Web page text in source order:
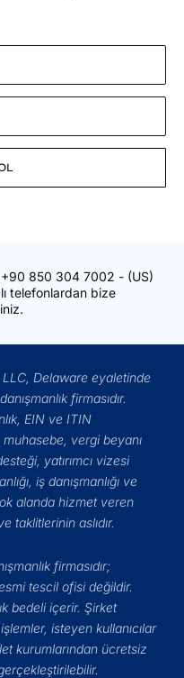
+90 850 304 7002 - (US)
telefonlardan bize
Delaware eyaletinde
firmasıdır.
EIN ve ITIN
vergi beyanı
yatırımcı vizesi
iş danışmanlığı ve
alanda hizmet veren
taklitlerinin aslıdır.
firmasıdır;
tescil ofisi değildir.
bedeli içerir. Şirket
isteyen kullanıcılar
kurumlarından ücretsiz